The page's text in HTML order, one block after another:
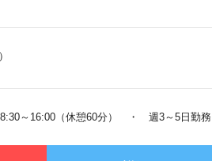
8:30～16:00（休憩60分） ・ 週3～5日勤務